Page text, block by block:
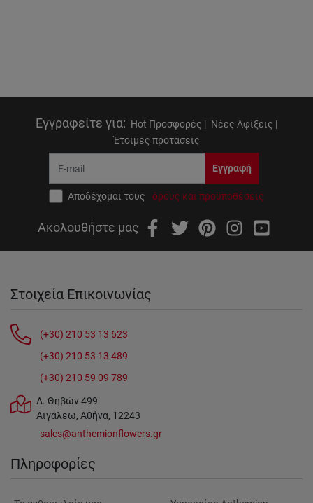
Εγγραφείτε για: Hot Προσφορές | Νέες Αφίξεις |
Έτοιμες προτάσεις
Εγγραφή
Αποδέχομαι τους όρους και προϋποθέσεις
Ακολουθήστε μας
Στοιχεία Επικοινωνίας
(+30) 210 53 13 623
(+30) 210 53 13 489
(+30) 210 59 09 789
Λ. Θηβών 499
Αιγάλεω, Αθήνα, 12243
sales@anthemionflowers.gr
Πληροφορίες